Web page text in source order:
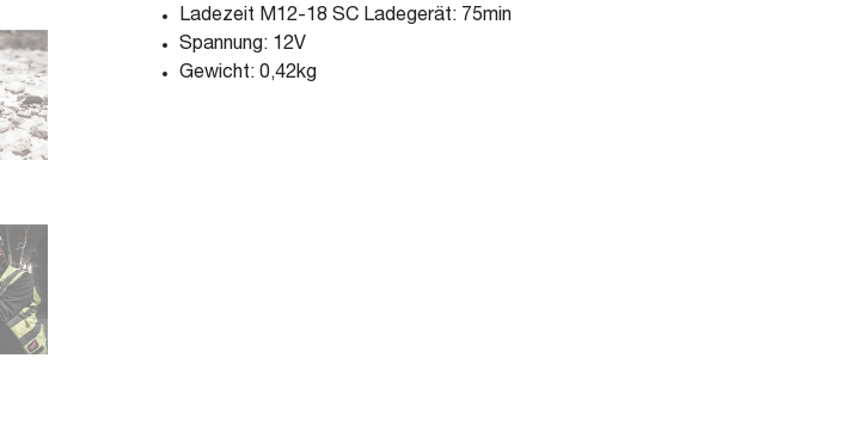
Ladezeit M12-18 SC Ladegerät: 75min
Spannung: 12V
Gewicht: 0,42kg